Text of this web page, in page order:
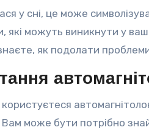
у сні, це може
які можуть виникнути у
як подолати
Вам може бути потрібно